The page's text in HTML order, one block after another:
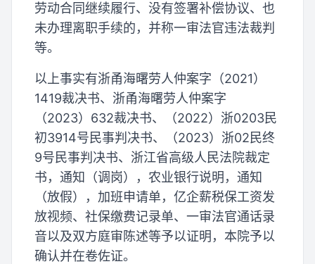
劳动合同继续履行、没有签署补偿协议、也
未办理离职手续的，并称一审法官违法裁判
等。
以上事实有浙甬海曙劳人仲案字（2021）
1419裁决书、浙甬海曙劳人仲案字
（2023）632裁决书、（2022）浙0203民
初3914号民事判决书、（2023）浙02民终
9号民事判决书、浙江省高级人民法院裁定
书，通知（调岗），农业银行说明，通知
（放假），加班申请单，亿企薪税保工资发
放视频、社保缴费记录单、一审法官通话录
音以及双方庭审陈述等予以证明，本院予以
确认并在卷佐证。